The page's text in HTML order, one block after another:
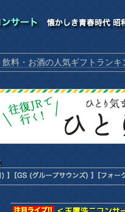
飲料・お酒の人気ギフトランキ